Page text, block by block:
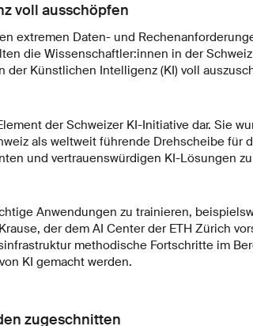
voll ausschöpfen
extremen Daten- und
die Wissenschaftler:innen in der
Künstlichen Intelligenz (KI) voll
der Schweizer KI-Initiative dar. Sie
als weltweit führende Drehscheibe für
und vertrauenswürdigen KI-Lösungen zu
Anwendungen zu trainieren,
der dem AI Center der ETH Zürich
methodische Fortschritte im
KI gemacht werden.
zugeschnitten